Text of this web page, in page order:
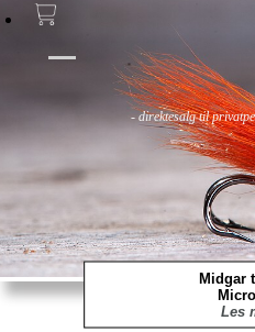
Fluer Fluefiske- direktesalg til
Midgar
Les